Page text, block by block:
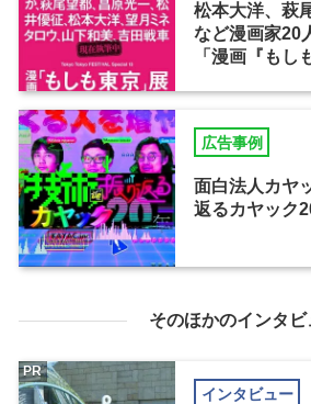
松本大洋、萩
など漫画家20
「漫画『もし
広告事例
面白法人カヤ
返るカヤック
そのほかのインタビ
インタビュー
PR